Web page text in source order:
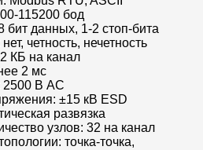
115200 бод
данных, 1-2 стоп-бита
четность, нечетность
КБ на канал
2 мс
2500 В AC
±15 кВ ESD
развязка
узлов: 32 на канал
точка-точка,